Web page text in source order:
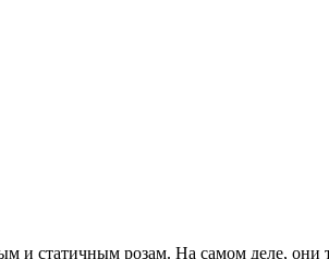
и статичным розам. На самом деле, они